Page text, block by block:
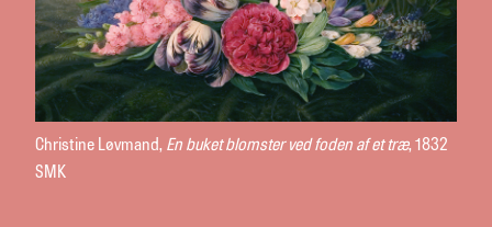
Christine Løvmand, En buket blomster ved foden af et træ, 1832
SMK